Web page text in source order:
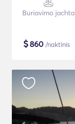
Buriavimo jachta
$860 /naktinis